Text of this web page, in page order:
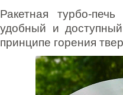
Ракетная турбо-
удобный и
принципе горения